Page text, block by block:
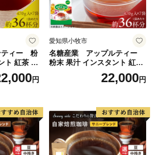
ティー 粉
ト 紅茶 ビ
ラー 粉
手軽 ホッ
円
愛知県小牧市
名糖産業 アップルティー
粉末 果汁 インスタント 紅茶
ティー ビタミンC 袋 ロング
セラー 粉末飲料 粉末茶 簡単
22,000円